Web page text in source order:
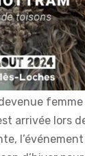
femme
arrivée lors